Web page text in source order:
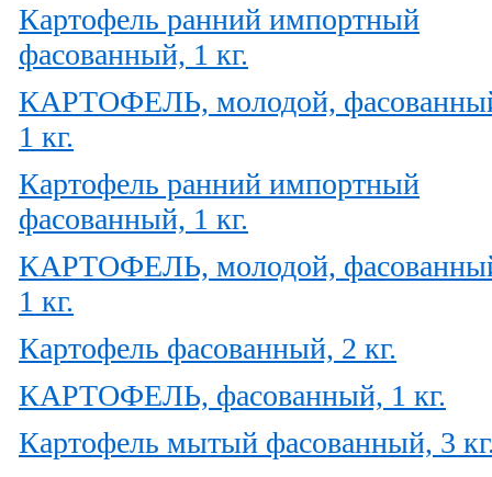
Картофель ранний импортный
фасованный, 1 кг.
КАРТОФЕЛЬ, молодой,
1 кг.
Картофель ранний импортный
фасованный, 1 кг.
КАРТОФЕЛЬ, молодой,
1 кг.
Картофель фасованный, 2 кг.
КАРТОФЕЛЬ, фасованный, 1 кг.
Картофель мытый фасованный, 3